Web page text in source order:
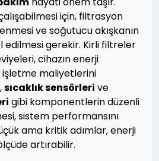
için, filtrasyon
ve soğutucu akışkanın
edilmesi gerekir. Kirli filtreler
cihazın enerji
maliyetlerini
sıcaklık sensörleri ve
gibi komponentlerin düzenli
sistem performansını
ama kritik adımlar, enerji
artırabilir.